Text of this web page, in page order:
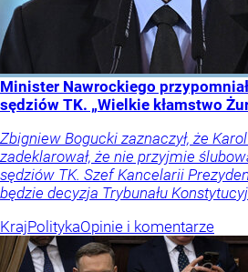
Minister Nawrockiego
sędziów TK. „Wielkie kłamstwo
Zbigniew Bogucki zaznaczył, że
zadeklarował, że nie przyjmie
sędziów TK. Szef Kancelarii
będzie decyzja Trybunału
KrajPolitykaOpinie i komentarze